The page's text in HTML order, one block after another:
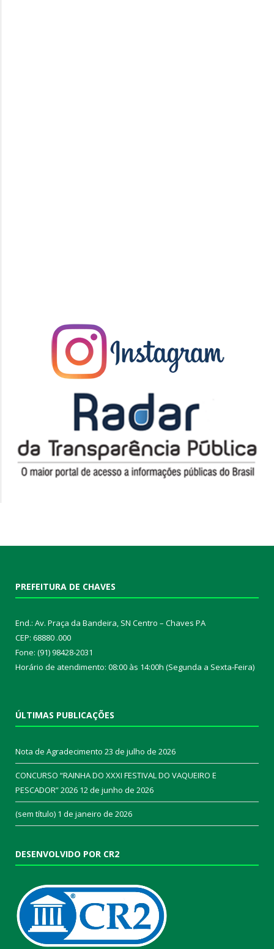
PREFEITURA DE CHAVES
End.: Av. Praça da Bandeira, SN Centro – Chaves PA
CEP: 68880 .000
Fone: (91) 98428-2031
Horário de atendimento: 08:00 às 14:00h (Segunda a Sexta-Feira)
ÚLTIMAS PUBLICAÇÕES
Nota de Agradecimento 23 de julho de 2026
CONCURSO “RAINHA DO XXXI FESTIVAL DO VAQUEIRO E
PESCADOR” 2026 12 de junho de 2026
(sem título) 1 de janeiro de 2026
DESENVOLVIDO POR CR2